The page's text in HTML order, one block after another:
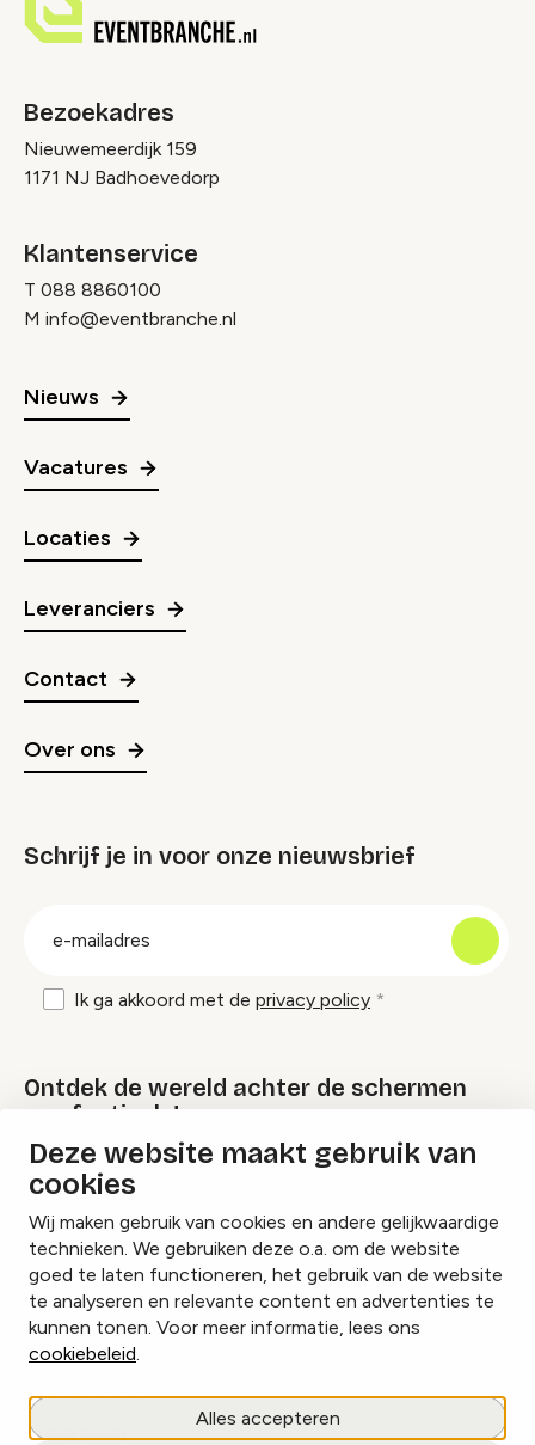
Deze website maakt gebruik van
cookies
Wij maken gebruik van cookies en andere gelijkwaardige
technieken. We gebruiken deze o.a. om de website
goed te laten functioneren, het gebruik van de website
te analyseren en relevante content en advertenties te
kunnen tonen. Voor meer informatie, lees ons
cookiebeleid.
Alles accepteren
Bezoekadres
Nieuwemeerdijk 159
1171 NJ Badhoevedorp
Klantenservice
T 088 8860100
M info@eventbranche.nl
Nieuws
Vacatures
Locaties
Leveranciers
Contact
Over ons
Schrijf je in voor onze nieuwsbrief
Ik ga akkoord met de privacy policy
Ontdek de wereld achter de schermen
van festivals!
Lees onze Festival Specials
InstagramFacebookLinkedIn
Cookies beheren
Privacy policy